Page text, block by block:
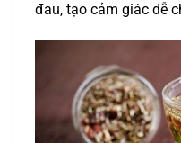
đau, tạo cảm giác dễ